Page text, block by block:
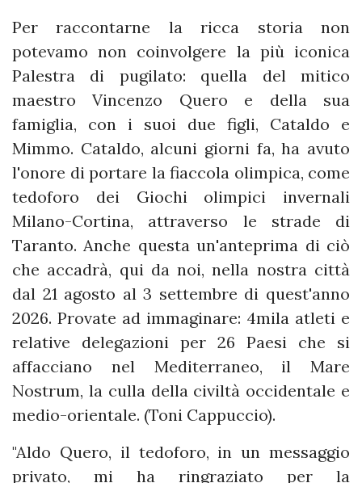
Per raccontarne la ricca storia non
potevamo non coinvolgere la più iconica
Palestra di pugilato: quella del mitico
maestro Vincenzo Quero e della sua
famiglia, con i suoi due figli, Cataldo e
Mimmo. Cataldo, alcuni giorni fa, ha avuto
l'onore di portare la fiaccola olimpica, come
tedoforo dei Giochi olimpici invernali
Milano-Cortina, attraverso le strade di
Taranto. Anche questa un'anteprima di ciò
che accadrà, qui da noi, nella nostra città
dal 21 agosto al 3 settembre di quest'anno
2026. Provate ad immaginare: 4mila atleti e
relative delegazioni per 26 Paesi che si
affacciano nel Mediterraneo, il Mare
Nostrum, la culla della civiltà occidentale e
medio-orientale. (Toni Cappuccio).
"Aldo Quero, il tedoforo, in un messaggio
privato, mi ha ringraziato per la